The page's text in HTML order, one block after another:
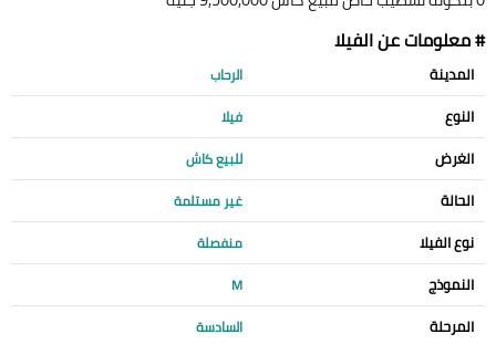
# معلومات عن الفيلا
المدينة الرحاب
النوع فيلا
الغرض للبيع كاش
الحالة غير مستلمة
نوع الفيلا منفصلة
النموذج M
المرحلة السادسة